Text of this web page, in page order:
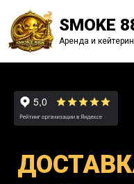
SMOKE
Аренда и